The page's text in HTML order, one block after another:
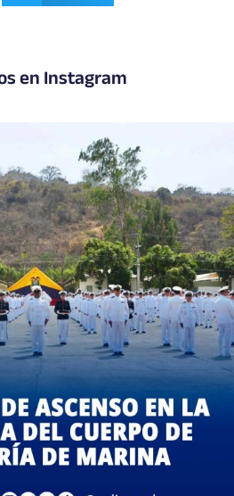
en Instagram